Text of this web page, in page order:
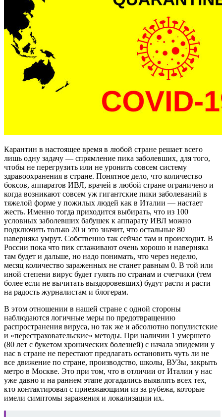
Карантин в настоящее время в любой стране решает всего
лишь одну задачу — спрямление пика заболевших, для того,
чтобы не перегрузить или не уронить совсем систему
здравоохранения в стране. Понятное дело, что количество
боксов, аппаратов ИВЛ, врачей в любой стране ограничено и
когда возникают совсем уж гигантские пики заболеваний в
тяжелой форме у пожилых людей как в Италии — настает
жесть. Именно тогда приходится выбирать, что из 100
условных заболевших бабушек к аппарату ИВЛ можно
подключить только 20 и это значит, что остальные 80
наверняка умрут. Собственно так сейчас там и происходит. В
России пока что пик сглаживают очень хорошо и наверняка
там будет и дальше, но надо понимать, что через неделю,
месяц количество зараженных не станет равным 0. В той или
иной степени вирус будет гулять по странам и счетчики (тем
более если не вычитать выздоровевших) будут расти и расти
на радость журналистам и блогерам.
В этом отношении в нашей стране с одной стороны
наблюдаются логичные меры по предотвращению
распространения вируса, но так же и абсолютно популистские
и «перестраховательские» методы. При наличии 1 умершего
(80 лет с букетом хронических болезней) с начала эпидемии у
нас в стране не перестают предлагать остановить чуть ли не
все движение по стране, производство, школы, ВУЗы, закрыть
метро в Москве. Это при том, что в отличии от Италии у нас
уже давно и на раннем этапе догадались выявлять всех тех,
кто контактировал с приезжающими из за рубежа, которые
имели симптомы заражения и локализации их.